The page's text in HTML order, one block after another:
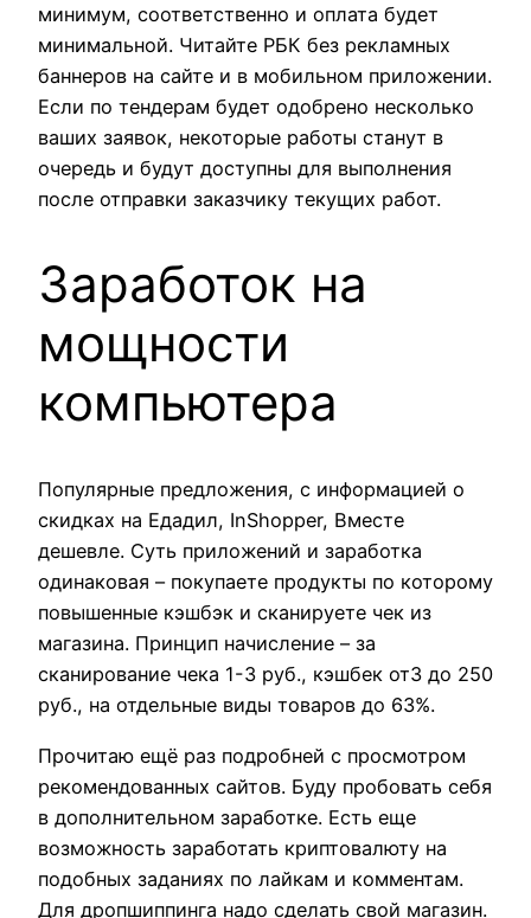
минимум, соответственно и оплата будет
минимальной. Читайте РБК без рекламных
баннеров на сайте и в мобильном приложении.
Если по тендерам будет одобрено несколько
ваших заявок, некоторые работы станут в
очередь и будут доступны для выполнения
после отправки заказчику текущих работ.
Заработок на
мощности
компьютера
Популярные предложения, с информацией о
скидках на Едадил, InShopper, Вместе
дешевле. Суть приложений и заработка
одинаковая – покупаете продукты по которому
повышенные кэшбэк и сканируете чек из
магазина. Принцип начисление – за
сканирование чека 1-3 руб., кэшбек от3 до 250
руб., на отдельные виды товаров до 63%.
Прочитаю ещё раз подробней с просмотром
рекомендованных сайтов. Буду пробовать себя
в дополнительном заработке. Есть еще
возможность заработать криптовалюту на
подобных заданиях по лайкам и комментам.
Для дропшиппинга надо сделать свой магазин.